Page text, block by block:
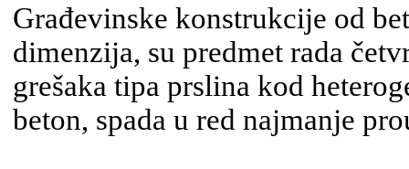
Građevinske konstrukcije od
dimenzija, su predmet rada
grešaka tipa prslina kod
beton, spada u red najmanje